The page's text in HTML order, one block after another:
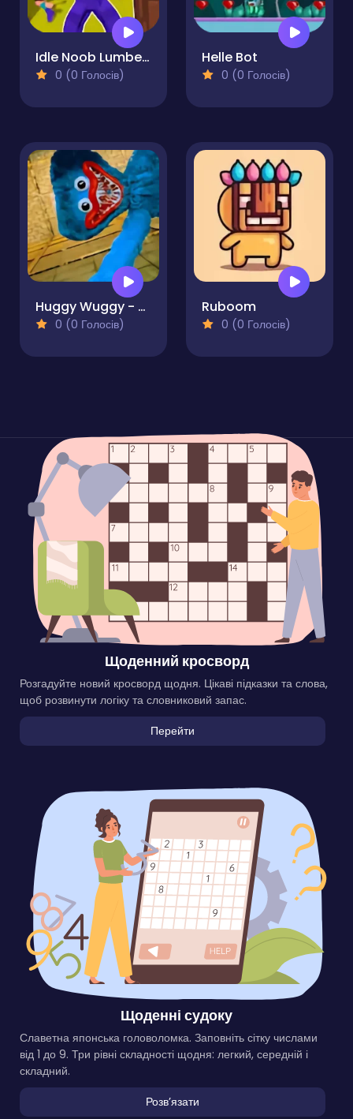
Idle Noob Lumberjack
0 (0 Голосів)
Helle Bot
0 (0 Голосів)
Huggy Wuggy - Guess the right door
0 (0 Голосів)
Ruboom
0 (0 Голосів)
Щоденний кросворд
Розгадуйте новий кросворд щодня. Цікаві підказки та слова,
щоб розвинути логіку та словниковий запас.
Перейти
Щоденні судоку
Славетна японська головоломка. Заповніть сітку числами
від 1 до 9. Три рівні складності щодня: легкий, середній і
складний.
Розвʼязати